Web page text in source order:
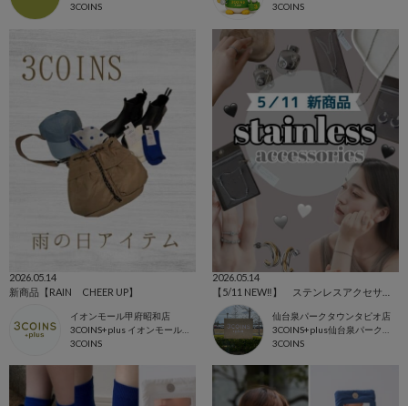
3COINS
3COINS
2026.05.14
新商品【RAIN CHEER UP】
イオンモール甲府昭和店
3COINS+plus イオンモール甲府昭和店
3COINS
2026.05.14
仙台泉パークタウンタピオ店
3COINS